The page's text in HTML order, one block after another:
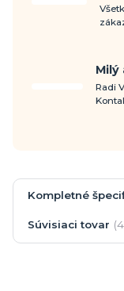
Milý
Radi
Kompletné
Súvisiaci tovar